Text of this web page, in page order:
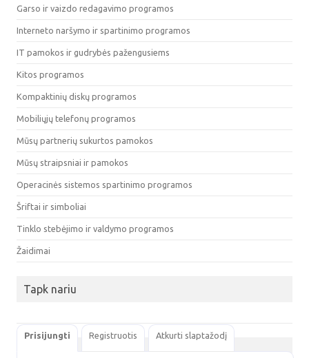
Garso ir vaizdo redagavimo programos
Interneto naršymo ir spartinimo programos
IT pamokos ir gudrybės pažengusiems
Kitos programos
Kompaktinių diskų programos
Mobiliųjų telefonų programos
Mūsų partnerių sukurtos pamokos
Mūsų straipsniai ir pamokos
Operacinės sistemos spartinimo programos
Šriftai ir simboliai
Tinklo stebėjimo ir valdymo programos
Žaidimai
Tapk nariu
Prisijungti Registruotis Atkurti slaptažodį